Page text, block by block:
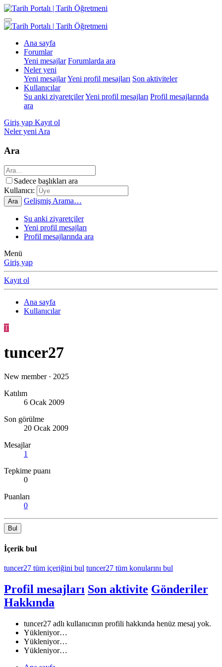
Ana sayfa
Forumlar
Yeni mesajlar Forumlarda ara
Neler yeni
Yeni mesajlarYeni profil mesajları Son aktiviteler
Kullanıcılar
Şu anki ziyaretçilerYeni profil mesajları Profil mesajlarında
ara
Giriş yap Kayıt ol
Neler yeni Ara
Ara
Sadece başlıkları ara
Kullanıcı:
Ara Gelişmiş Arama…
Şu anki ziyaretçiler
Yeni profil mesajları
Profil mesajlarında ara
Menü
Giriş yap
Kayıt ol
Ana sayfa
Kullanıcılar
T
tuncer27
New member · 2025
Katılım
6 Ocak 2009
Son görülme
20 Ocak 2009
Mesajlar
1
Tepkime puanı
0
Puanları
0
Bul
İçerik bul
tuncer27 tüm içeriğini bul tuncer27 tüm konularını bul
Profil mesajları Son aktivite Gönderiler
Hakkında
tuncer27 adlı kullanıcının profili hakkında henüz mesaj yok.
Yükleniyor…
Yükleniyor…
Yükleniyor…